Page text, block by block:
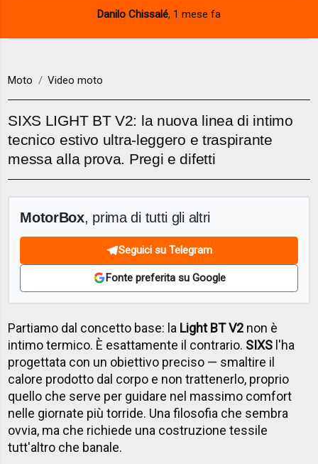
Danilo Chissalé, 1 mese fa
Moto Video moto
SIXS LIGHT BT V2: la nuova linea di intimo
tecnico estivo ultra-leggero e traspirante
messa alla prova. Pregi e difetti
MotorBox, prima di tutti gli altri
Seguici su Telegram
Fonte preferita su Google
Partiamo dal concetto base: la Light BT V2 non è
intimo termico. È esattamente il contrario. SIXS l'ha
progettata con un obiettivo preciso — smaltire il
calore prodotto dal corpo e non trattenerlo, proprio
quello che serve per guidare nel massimo comfort
nelle giornate più torride. Una filosofia che sembra
ovvia, ma che richiede una costruzione tessile
tutt'altro che banale.